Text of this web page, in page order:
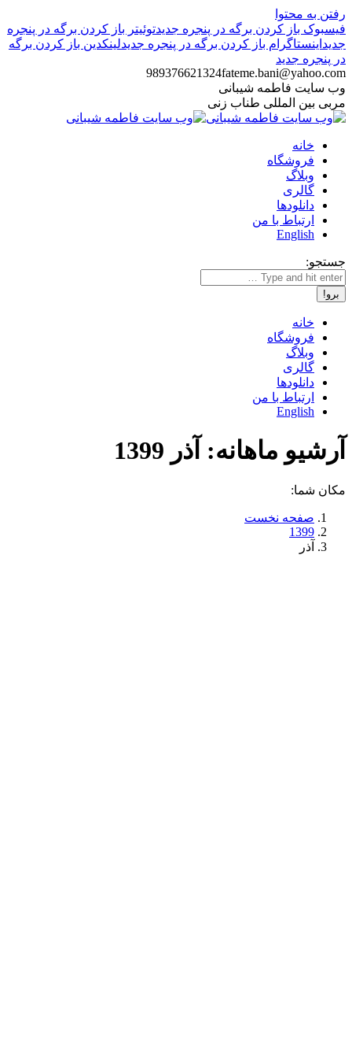
رفتن به محتوا
فیسبوک باز کردن برگه در پنجره جدیدتوئیتر باز کردن برگه در پنجره
جدید اینستاگرام باز کردن برگه در پنجره جدیدلینکدین باز کردن برگه
در پنجره جدید
989376621324fateme.bani@yahoo.com
وب سایت فاطمه شیبانی
مربی بین المللی طناب زنی
خانه
فروشگاه
وبلاگ
گالری
دانلودها
ارتباط با من
English
جستجو:
خانه
فروشگاه
وبلاگ
گالری
دانلودها
ارتباط با من
English
آرشیو ماهانه: آذر 1399
مکان شما:
صفحه نخست
1399
آذر